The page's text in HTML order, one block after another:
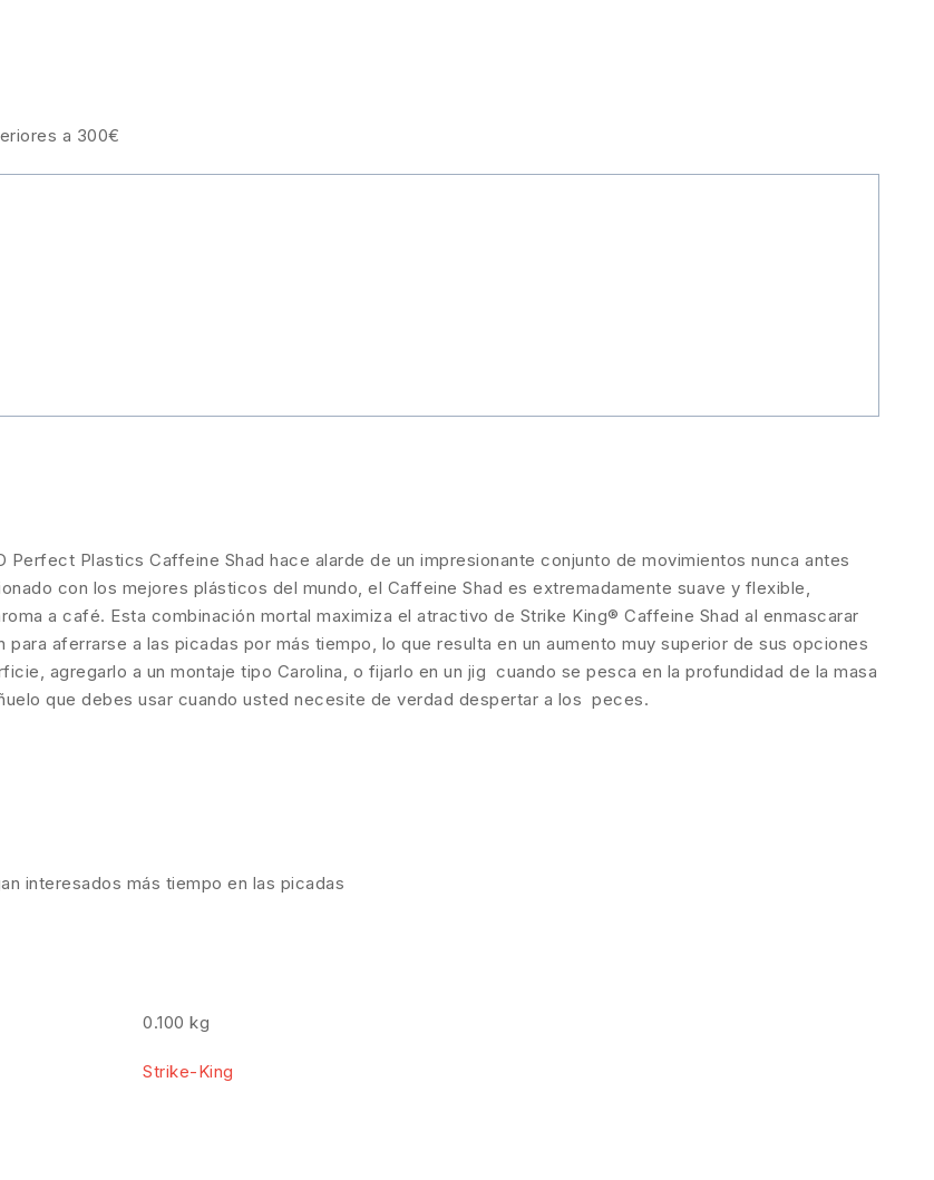
a 300€
Plastics Caffeine Shad hace alarde de un impresionante conjunto de movimientos nunca antes
con los mejores plásticos del mundo, el Caffeine Shad es extremadamente suave y flexible,
a café. Esta combinación mortal maximiza el atractivo de Strike King® Caffeine Shad al enmascarar
aferrarse a las picadas por más tiempo, lo que resulta en un aumento muy superior de sus opciones
agregarlo a un montaje tipo Carolina, o fijarlo en un jig cuando se pesca en la profundidad de la masa
que debes usar cuando usted necesite de verdad despertar a los peces.
interesados más tiempo en las picadas
0.100 kg
Strike-King